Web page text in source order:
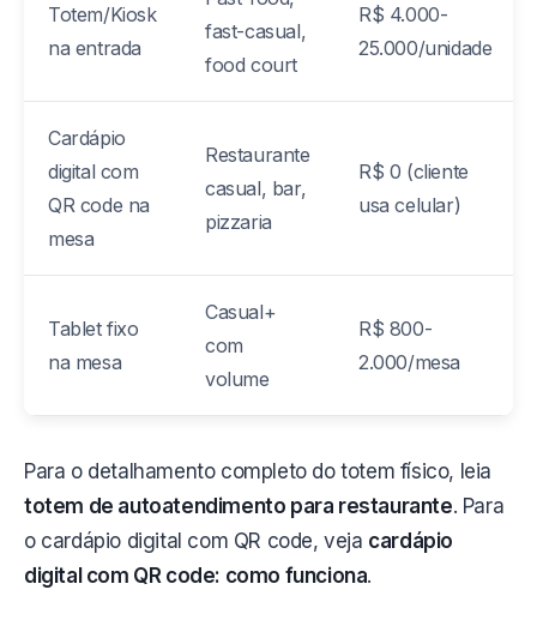
Totem/Kiosk
na entrada
fast-casual,
food court
R$ 4.000-
25.000/unidade
Cardápio
digital com
QR code na
mesa
Restaurante
casual, bar,
pizzaria
R$ 0 (cliente
usa celular)
Tablet fixo
na mesa
Casual+
com
volume
R$ 800-
2.000/mesa
Para o detalhamento completo do totem físico, leia
totem de autoatendimento para restaurante. Para
o cardápio digital com QR code, veja cardápio
digital com QR code: como funciona.